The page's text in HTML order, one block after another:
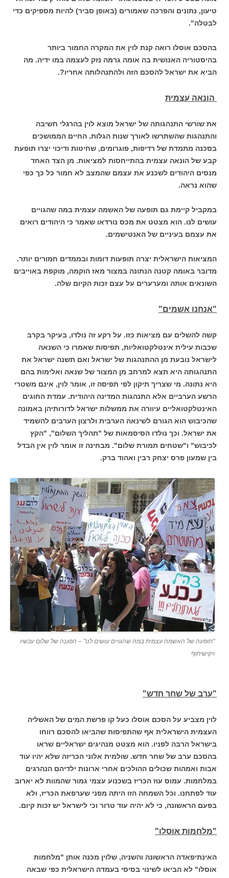
טיעון, נתונים והפרכה שאמורים (באופן סביר) להיות מספיקים כדי
לבטלה".
בהסכם אוסלו רואה קנת לוין את המקרה החמור ביותר
בהיסטוריה האנושית בה אומה גרמה נזק לעצמה במו ידיה. מה
הביא את ישראל להסכם הזה ולהתנהלותה אחריו?.
הונאה עצמית
את שורשי התנהגותה של ישראל מוצא לוין בהרגלי חשיבה
והתנהגות שהשתרשו לאורך שנות הגלות. החיים הממושכים
בסכנה מתמדת של רדיפות, פוגרומים, שחיטות ודיכוי יצרו תופעת
קבע של הונאה עצמית בהתייחסות למציאות. מן הצד האחד
מנסים היהודים לשכנע את עצמם שהמצב לא חמור כל כך כפי
שהוא נראה.
במקביל קיימת גם תופעה של האשמה עצמית במה שהגויים
עושים לנו. הוא מצטט את מכס נורדאו שאמר כי היהודים רואים
את עצמם בעיניים של האנטישמים.
המציאות הישראלית יצרה תופעות דומות ובממדים חמורים יותר.
מדובר באומה קטנה הנתונה במצור מאז הוקמה, מוקפת באוייבים
השונאים אותה ומערערים על עצם זכות הקיום שלה.
"אנחנו אשמים"
קשה להשלים עם מציאות כזו. על רקע זה נולדו, בעיקר בקרב
שכבות עילית אינטלקטואליות, תפיסות שאמרו כי השנאה
לישראל נובעת מן ההתנהגות של ישראל ואם תשנה ישראל את
התנהגותה היא תצא למרחב מן המצור של שנאה ואלימות בהם
היא נתונה. מי שצריך תיקון לפי תפיסה זו, אומר לוין, אינם משטרי
הרשע הערביים אלא התנהגות המדינה היהודית. עמדת החוגים
האינטלקטואליים עיוורה את ממשלות ישראל לדורותיהן באמונה
שהכיבוש הוא הגורם לשינאה הערבית ולרצון הערבים להשמיד
את ישראל. וכך נולדו הסיסמאות של "תהליך השלום", "הקץ
לכיבוש" ו"שטחים תמורת שלום". מבחינה זו אומר לוין אין הבדל
בין שמעון פרס יצחק רבין ואהוד ברק.
"תופעה של האשמה עצמית במה שהגויים עושים לנו" – הפגנה של שלום עכשיו
ויקישיתוף
"ערב של שחר חדש"
לוין מצביע על הסכם אוסלו כעל קו פרשת המים של האשליה
העצמית הישראלית אף שהתפיסות שהביאו להסכם רווחו
בישראל הרבה לפניו. הוא מצטט מנהיגים ישראליים שראו
בהסכם ערב של שחר חדש. שולמית אלוני הכריזה שלא יהיו עוד
אבות ואמהות שכולים ההולכים אחרי ארונות ילדיהם הנהרגים
במלחמות. עמוס עוז הכריז בשכנוע עצמי גמור שהמוות לא יארוב
עוד לפתחנו. וכל השמחה הזו היתה מפני שערפאת הכריז, ולא
בפעם הראשונה, כי לא יהיה עוד טרור וכי לישראל יש זכות קיום.
"מלחמות אוסלו"
האינתיפאדה הראשונה והשניה, שלוין מכנה אותן "מלחמות
אוסלו" לא הביאו לשינוי בסיסי בעמדה הישראלית כפי שבאה